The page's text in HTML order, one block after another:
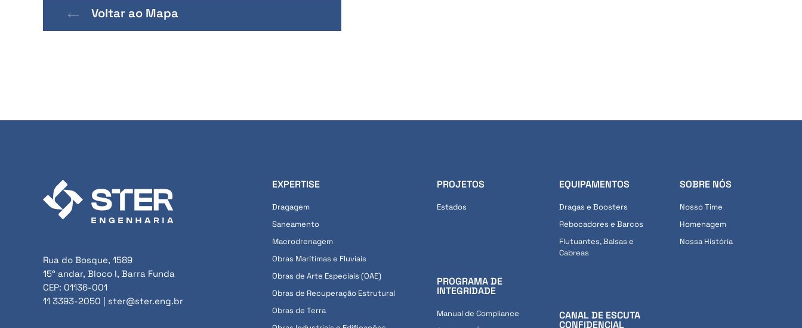
Voltar ao Mapa
Rua do Bosque, 1589
15° andar, Bloco I, Barra Funda
CEP: 01136-001
11 3393-2050 | ster@ster.eng.br
EXPERTISE
Dragagem
Saneamento
Macrodrenagem
Obras Marítimas e Fluviais
Obras de Arte Especiais (OAE)
Obras de Recuperação Estrutural
Obras de Terra
PROJETOS
Estados
PROGRAMA DE
INTEGRIDADE
Manual de Compliance
EQUIPAMENTOS
Dragas e Boosters
Rebocadores e Barcos
Flutuantes, Balsas e
Cabreas
CANAL DE ESCUTA
CONFIDENCIAL
SOBRE NÓS
Nosso Time
Homenagem
Nossa História